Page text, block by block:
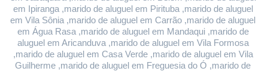
em Ipiranga ,marido de aluguel em Pirituba ,marido de aluguel
em Vila Sônia ,marido de aluguel em Carrão ,marido de aluguel
em Água Rasa ,marido de aluguel em Mandaqui ,marido de
aluguel em Aricanduva ,marido de aluguel em Vila Formosa
,marido de aluguel em Casa Verde ,marido de aluguel em Vila
Guilherme ,marido de aluguel em Freguesia do Ó ,marido de